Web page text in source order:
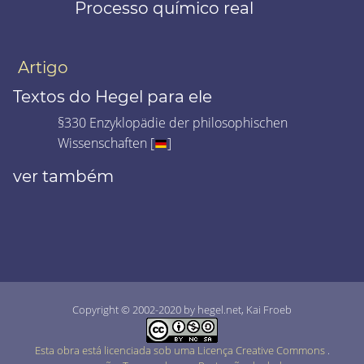
Processo químico real
Artigo
Textos do Hegel para ele
§330 Enzyklopädie der philosophischen
Wissenschaften [
]
ver também
Copyright © 2002-2020 by hegel.net, Kai Froeb
Esta obra está licenciada sob uma Licença Creative Commons .